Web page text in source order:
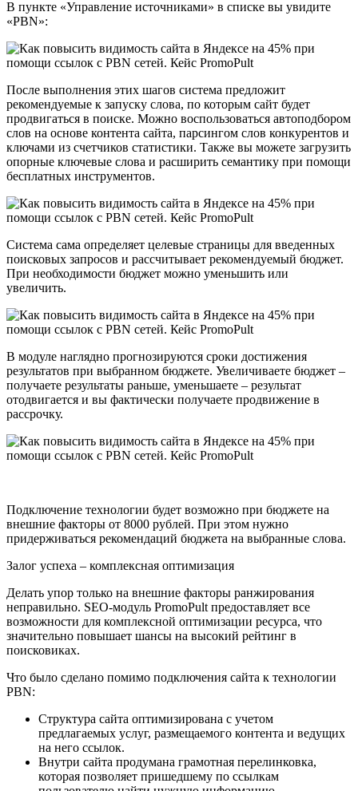
В пункте «Управление источниками» в списке вы увидите
«PBN»:
После выполнения этих шагов система предложит
рекомендуемые к запуску слова, по которым сайт будет
продвигаться в поиске. Можно воспользоваться автоподбором
слов на основе контента сайта, парсингом слов конкурентов и
ключами из счетчиков статистики. Также вы можете загрузить
опорные ключевые слова и расширить семантику при помощи
бесплатных инструментов.
Система сама определяет целевые страницы для введенных
поисковых запросов и рассчитывает рекомендуемый бюджет.
При необходимости бюджет можно уменьшить или
увеличить.
В модуле наглядно прогнозируются сроки достижения
результатов при выбранном бюджете. Увеличиваете бюджет –
получаете результаты раньше, уменьшаете – результат
отодвигается и вы фактически получаете продвижение в
рассрочку.
Подключение технологии будет возможно при бюджете на
внешние факторы от 8000 рублей. При этом нужно
придерживаться рекомендаций бюджета на выбранные слова.
Залог успеха – комплексная оптимизация
Делать упор только на внешние факторы ранжирования
неправильно. SEO-модуль PromoPult предоставляет все
возможности для комплексной оптимизации ресурса, что
значительно повышает шансы на высокий рейтинг в
поисковиках.
Что было сделано помимо подключения сайта к технологии
PBN:
Структура сайта оптимизирована с учетом
предлагаемых услуг, размещаемого контента и ведущих
на него ссылок.
Внутри сайта продумана грамотная перелинковка,
которая позволяет пришедшему по ссылкам